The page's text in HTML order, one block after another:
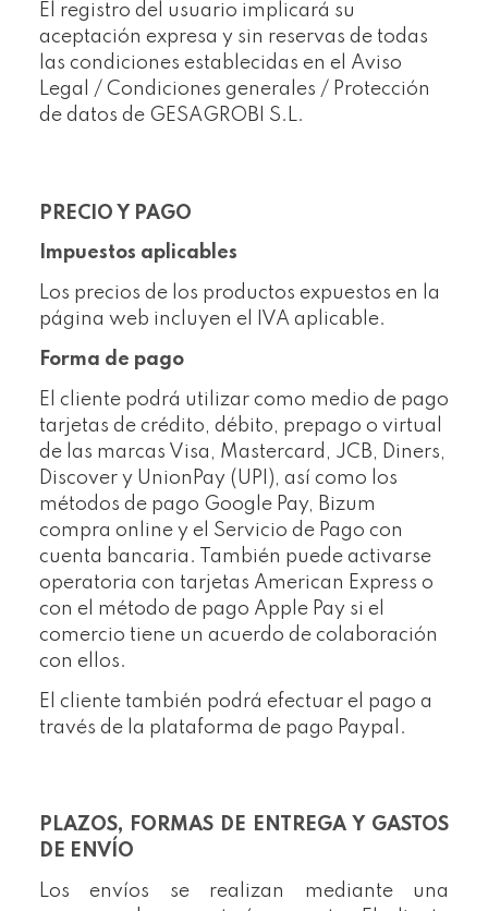
El registro del usuario implicará su
aceptación expresa y sin reservas de todas
las condiciones establecidas en el Aviso
Legal / Condiciones generales / Protección
de datos de GESAGROBI S.L.
PRECIO Y PAGO
Impuestos aplicables
Los precios de los productos expuestos en la
página web incluyen el IVA aplicable.
Forma de pago
El cliente podrá utilizar como medio de pago
tarjetas de crédito, débito, prepago o virtual
de las marcas Visa, Mastercard, JCB, Diners,
Discover y UnionPay (UPI), así como los
métodos de pago Google Pay, Bizum
compra online y el Servicio de Pago con
cuenta bancaria. También puede activarse
operatoria con tarjetas American Express o
con el método de pago Apple Pay si el
comercio tiene un acuerdo de colaboración
con ellos.
El cliente también podrá efectuar el pago a
través de la plataforma de pago Paypal.
PLAZOS, FORMAS DE ENTREGA Y GASTOS
DE ENVÍO
Los envíos se realizan mediante una